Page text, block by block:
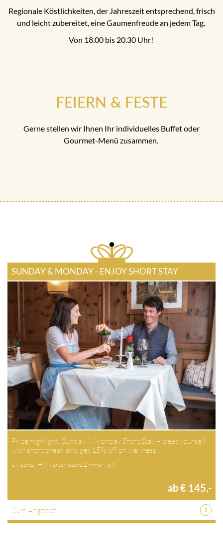
Regionale Köstlichkeiten, der Jahreszeit entsprechend, frisch
und leicht zubereitet, eine Gaumenfreude an jedem Tag.
Von 18.00 bis 20.30 Uhr!
FEIERN & FESTE
Gerne stellen wir Ihnen Ihr individuelles Buffet oder
Gourmet-Menü zusammen.
SUNDAY & MONDAY - ENJOY SHORT STAY
Price highlight: Sunday & Monday Short Stay – treat yourself
with short break and get 15% off on wellness…
1 Nächte / HP / verschiedene Zimmer / p.P.
ab € 145,-
Zum Angebot